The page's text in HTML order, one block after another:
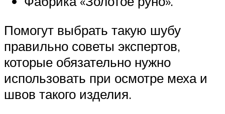
Помогут выбрать такую шубу
правильно советы экспертов,
которые обязательно нужно
использовать при осмотре меха и
швов такого изделия.